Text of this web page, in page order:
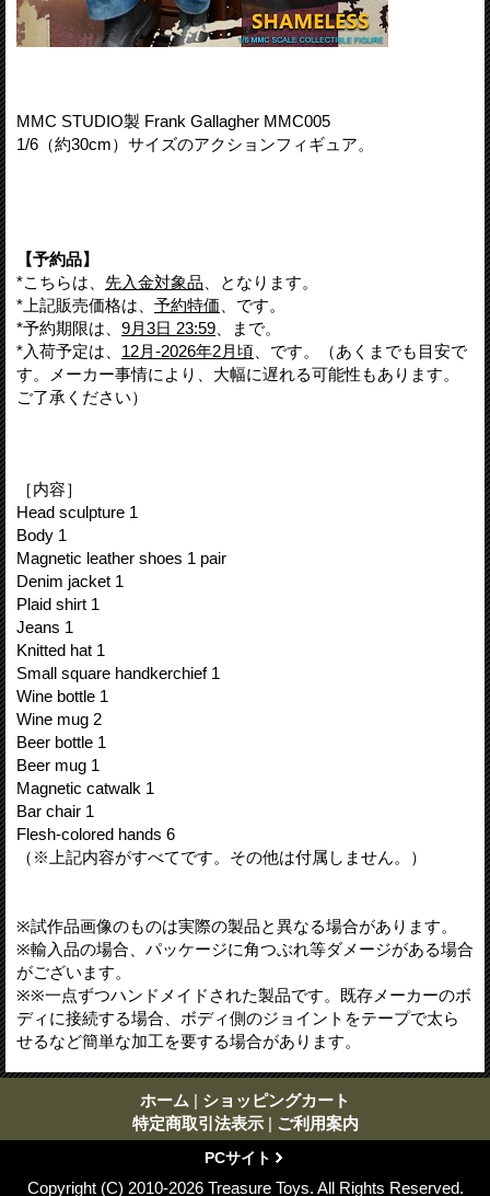
MMC STUDIO製 Frank Gallagher MMC005
1/6（約30cm）サイズのアクションフィギュア。
【予約品】
*こちらは、 先入金対象品 、となります。
*上記販売価格は、 予約特価 、です。
*予約期限は、 9月3日 23:59 、まで。
*入荷予定は、 12月-2026年2月頃 、です。（あくまでも目安で
す。メーカー事情により、大幅に遅れる可能性もあります。
ご了承ください）
［内容］
Head sculpture 1
Body 1
Magnetic leather shoes 1 pair
Denim jacket 1
Plaid shirt 1
Jeans 1
Knitted hat 1
Small square handkerchief 1
Wine bottle 1
Wine mug 2
Beer bottle 1
Beer mug 1
Magnetic catwalk 1
Bar chair 1
Flesh-colored hands 6
（※上記内容がすべてです。その他は付属しません。）
※試作品画像のものは実際の製品と異なる場合があります。
※輸入品の場合、パッケージに角つぶれ等ダメージがある場合
がございます。
※※一点ずつハンドメイドされた製品です。既存メーカーのボ
ディに接続する場合、ボディ側のジョイントをテープで太ら
せるなど簡単な加工を要する場合があります。
ホーム | ショッピングカート
特定商取引法表示 | ご利用案内
PCサイト
Copyright (C) 2010-2026 Treasure Toys. All Rights Reserved.